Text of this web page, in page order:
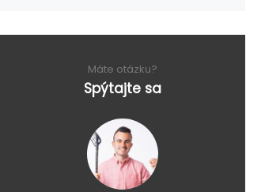
Máte otázku?
Spýtajte sa